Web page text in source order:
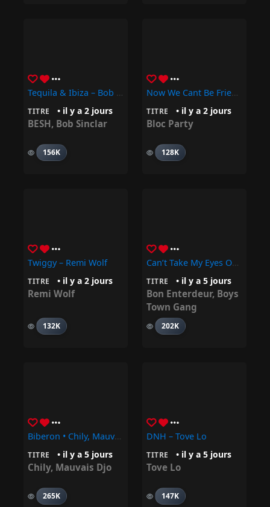
Tequila & Ibiza – Bob Sinclar, BESH
TITRE • il y a 2 jours
BESH, Bob Sinclar
156K
Now We Cant Be Friends – Bloc Party
TITRE • il y a 2 jours
Bloc Party
128K
Twiggy – Remi Wolf
TITRE • il y a 2 jours
Remi Wolf
132K
Can’t Take My Eyes Off You – Bon Enterdeur, Boys Town Gang
TITRE • il y a 5 jours
Bon Enterdeur, Boys
Town Gang
202K
Biberon • Chily, Mauvais Djo
TITRE • il y a 5 jours
Chily, Mauvais Djo
265K
DNH – Tove Lo
TITRE • il y a 5 jours
Tove Lo
147K